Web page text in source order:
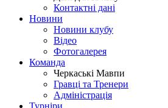
Контактні дані
Новини
Новини клубу
Відео
Фотогалерея
Команда
Черкаські Мавпи
Гравці та Тренери
Адміністрація
Турніри